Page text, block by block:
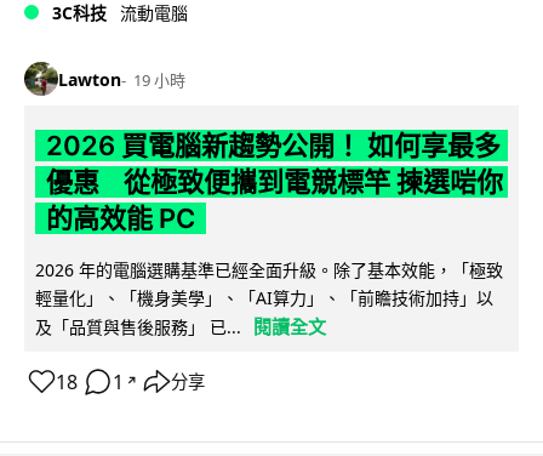
3C科技 流動電腦
Lawton 19 小時
2026 買電腦新趨勢公開！ 如何享最多
優惠 從極致便攜到電競標竿 揀選啱你
的高效能 PC
2026 年的電腦選購基準已經全面升級。除了基本效能，「極致
輕量化」、「機身美學」、「AI算力」、「前瞻技術加持」以
及「品質與售後服務」 已...
閱讀全文
18 1 ↗ 分享